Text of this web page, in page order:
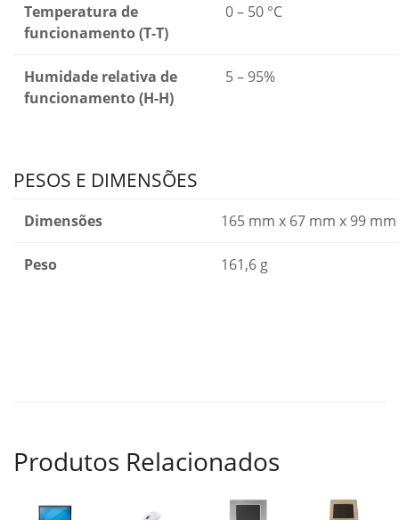
Temperatura de
funcionamento (T-T)
0 – 50 °C
Humidade relativa de
funcionamento (H-H)
5 – 95%
PESOS E DIMENSÕES
Dimensões 165 mm x 67 mm x 99 mm
Peso 161,6 g
Produtos Relacionados